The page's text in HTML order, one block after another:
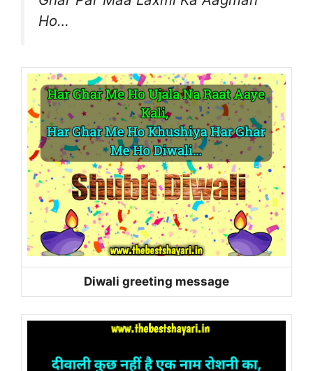
Ho…
Diwali greeting message